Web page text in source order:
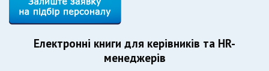
Електронні книги для керівників та HR-
менеджерів